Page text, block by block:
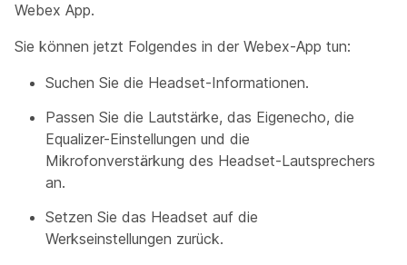
Webex App.
Sie können jetzt Folgendes in der Webex-App tun:
Suchen Sie die Headset-Informationen.
Passen Sie die Lautstärke, das Eigenecho, die
Equalizer-Einstellungen und die
Mikrofonverstärkung des Headset-Lautsprechers
an.
Setzen Sie das Headset auf die
Werkseinstellungen zurück.